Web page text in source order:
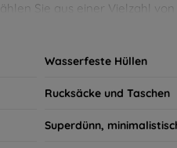
Sie aus einer Vielzahl
Wasserfeste Hüllen
Rucksäcke und Taschen
Superdünn,